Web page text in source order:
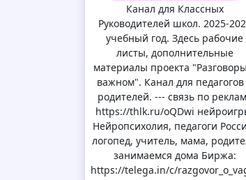
Канал для Классных
Руководителей школ. 2025-
учебный год. Здесь рабочие
листы, дополнительные
материалы проекта
важном". Канал для педагогов
родителей. --- связь по
https://thlk.ru/oQDwi
Нейропсихолия, педагоги
логопед, учитель, мама,
занимаемся дома Биржа:
https://telega.in/c/